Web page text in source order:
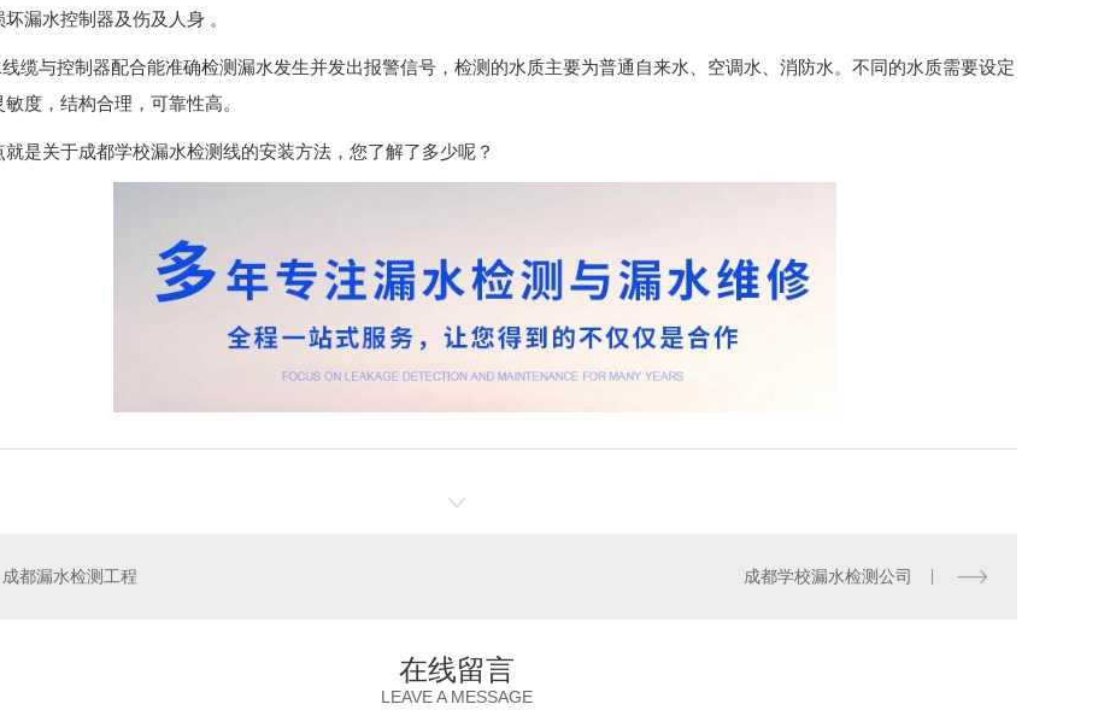
漏水控制器及伤及人身 。
缆与控制器配合能准确检测漏水发生并发出报警信号，检测的水质主要为普通自来水、空调水、消防水。不同的水质需要设定
度，结构合理，可靠性高。
就是关于成都学校漏水检测线的安装方法，您了解了多少呢？
成都漏水检测工程 成都学校漏水检测公司
在线留言
LEAVE A MESSAGE